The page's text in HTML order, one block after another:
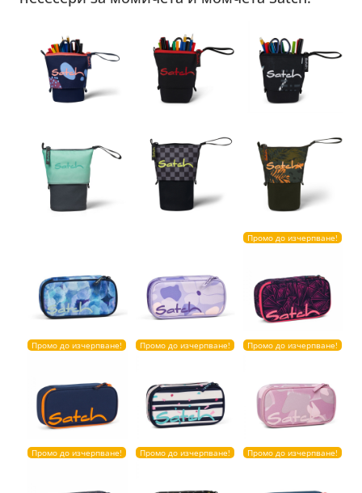
Промо до изчерпване!
Промо до изчерпване! Промо до изчерпване! Промо до изчерпване!
Промо до изчерпване! Промо до изчерпване! Промо до изчерпване!